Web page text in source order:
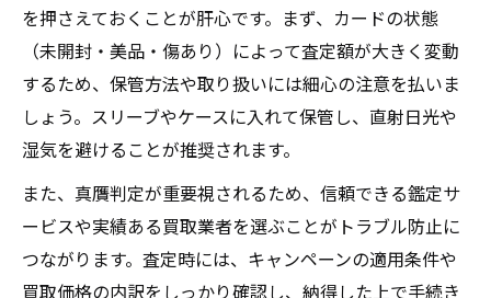
を押さえておくことが肝心です。まず、カードの状態
（未開封・美品・傷あり）によって査定額が大きく変動
するため、保管方法や取り扱いには細心の注意を払いま
しょう。スリーブやケースに入れて保管し、直射日光や
湿気を避けることが推奨されます。
また、真贋判定が重要視されるため、信頼できる鑑定サ
ービスや実績ある買取業者を選ぶことがトラブル防止に
つながります。査定時には、キャンペーンの適用条件や
買取価格の内訳をしっかり確認し、納得した上で手続き